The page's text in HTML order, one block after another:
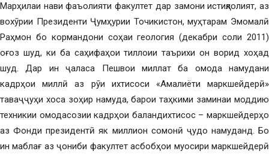
Марҳилаи нави фаъолияти факултет дар замони истиқлолият, аз
вохӯрии Президенти Ҷумҳурии Точикистон, муҳтарам Эмомалӣ
Раҳмон бо кормандони соҳаи геология (декабри соли 2011)
оғоз шуд, ки ба саҳифаҳои тиллоии таърихи он ворид хоҳад
шуд. Дар ин ҷаласа Пешвои миллат ба омода намудани
кадрҳои миллӣ аз рӯи ихтисоси «Амалиёти маркшейдерӣ»
таваҷҷуҳи хоса зоҳир намуда, барои таҳкими заминаи моддию
техникии омодасозии кадрҳои баландихтисос – маркшейдерҳо
аз Фонди президентӣ як миллион сомонӣ ҷудо намуданд. Бо
ин маблағ аз ҷониби факултет асбобҳои муосири маркшейдерӣ